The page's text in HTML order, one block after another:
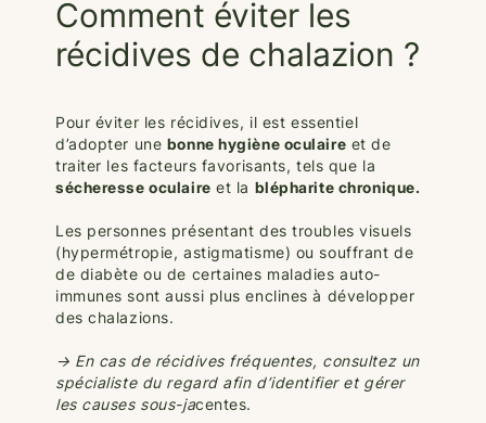
Comment éviter les
récidives de chalazion ?
Pour éviter les récidives, il est essentiel
d’adopter une bonne hygiène oculaire et de
traiter les facteurs favorisants, tels que la
sécheresse oculaire et la blépharite chronique.
Les personnes présentant des troubles visuels
(hypermétropie, astigmatisme) ou souffrant de
de diabète ou de certaines maladies auto-
immunes sont aussi plus enclines à développer
des chalazions.
→ En cas de récidives fréquentes, consultez un
spécialiste du regard afin d’identifier et gérer
les causes sous-jacentes.